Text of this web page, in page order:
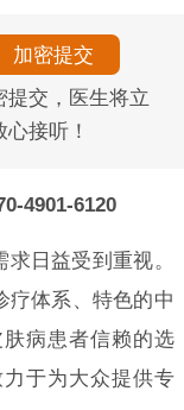
提交，医生将立
心接听！
4901-6120
日益受到重视。
疗体系、特色的中
病患者信赖的选
于为大众提供专